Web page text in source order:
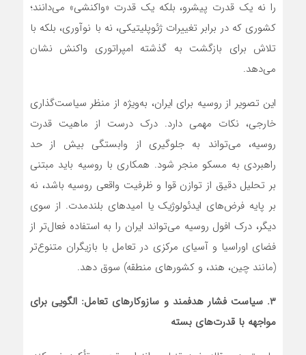
را نه یک قدرت پیشرو، بلکه یک قدرت «واکنشی» می‌دانند؛
کشوری که در برابر تغییرات ژئوپلیتیکی، نه با نوآوری، بلکه با
تلاش برای بازگشت به گذشته امپراتوری واکنش نشان
می‌دهد.
این تصویر از روسیه برای ایران، به‌ویژه از منظر سیاست‌گذاری
خارجی، نکات مهمی دارد. درک درست از ماهیت قدرت
روسیه، می‌تواند به جلوگیری از وابستگی بیش از حد
راهبردی به مسکو منجر شود. همکاری با روسیه باید مبتنی
بر تحلیل دقیق از توازن قوا و ظرفیت واقعی روسیه باشد، نه
بر پایه فرض‌های ایدئولوژیک یا امیدهای بلندمدت. از سوی
دیگر، درک افول روسیه می‌تواند ایران را به استفاده فعال‌تر از
فضای اوراسیا و آسیای مرکزی در تعامل با بازیگران متنوع‌تر
(مانند چین، هند، و کشورهای منطقه) سوق دهد.
۳. سیاست فشار هدفمند و سازوکارهای تعامل: الگویی برای
مواجهه با قدرت‌های بسته